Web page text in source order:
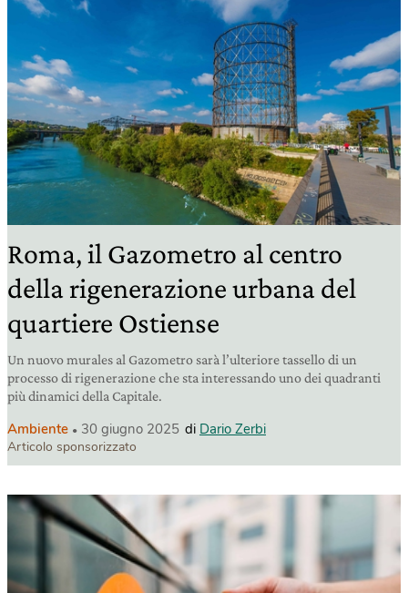
Roma, il Gazometro al centro
della rigenerazione urbana del
quartiere Ostiense
Un nuovo murales al Gazometro sarà l’ulteriore tassello di un
processo di rigenerazione che sta interessando uno dei quadranti
più dinamici della Capitale.
Ambiente 30 giugno 2025 di Dario Zerbi
Articolo sponsorizzato